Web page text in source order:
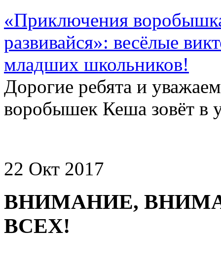
«Приключения
развивайся»: весёлые
младших школьников!
Дорогие ребята и
воробышек Кеша зовёт в
22 Окт 2017
ВНИМАНИЕ,
ВСЕХ!